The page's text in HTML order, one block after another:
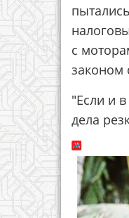
с
законом
"Если и
дела